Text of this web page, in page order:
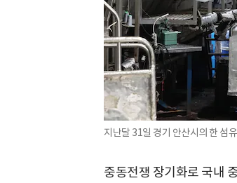
지난달 31일 경기 안산시의 한 섬
중동전쟁 장기화로 국내